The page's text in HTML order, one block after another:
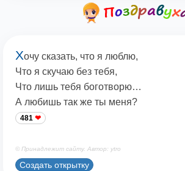
Хочу сказать, что я люблю,
Что я скучаю без тебя,
Что лишь тебя боготворю…
А любишь так же ты меня?
481
© Принадлежит сайту. Автор: ytro
Создать открытку